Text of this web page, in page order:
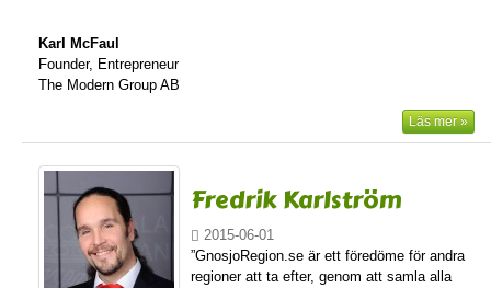
Karl McFaul
Founder, Entrepreneur
The Modern Group AB
Läs mer »
Fredrik Karlström
2015-06-01
”GnosjoRegion.se är ett föredöme för andra
regioner att ta efter, genom att samla alla